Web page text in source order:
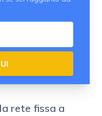
rete fissa a